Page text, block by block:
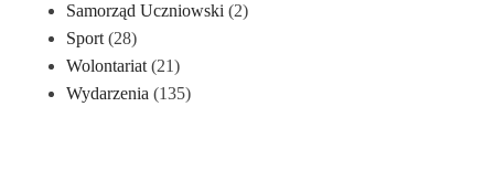
Samorząd Uczniowski (2)
Sport (28)
Wolontariat (21)
Wydarzenia (135)